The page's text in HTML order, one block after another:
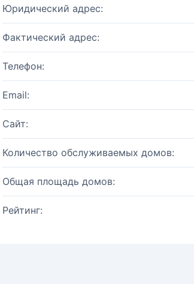
Юридический адрес:
Фактический адрес:
Телефон:
Email:
Сайт:
Количество обслуживаемых домов:
Общая площадь домов:
Рейтинг: